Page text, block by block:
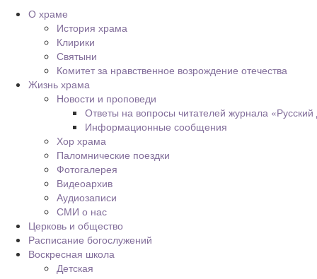
О храме
История храма
Клирики
Святыни
Комитет за нравственное возрождение отечества
Жизнь храма
Новости и проповеди
Ответы на вопросы читателей журнала
Информационные сообщения
Хор храма
Паломнические поездки
Фотогалерея
Видеоархив
Аудиозаписи
СМИ о нас
Церковь и общество
Расписание богослужений
Воскресная школа
Детская